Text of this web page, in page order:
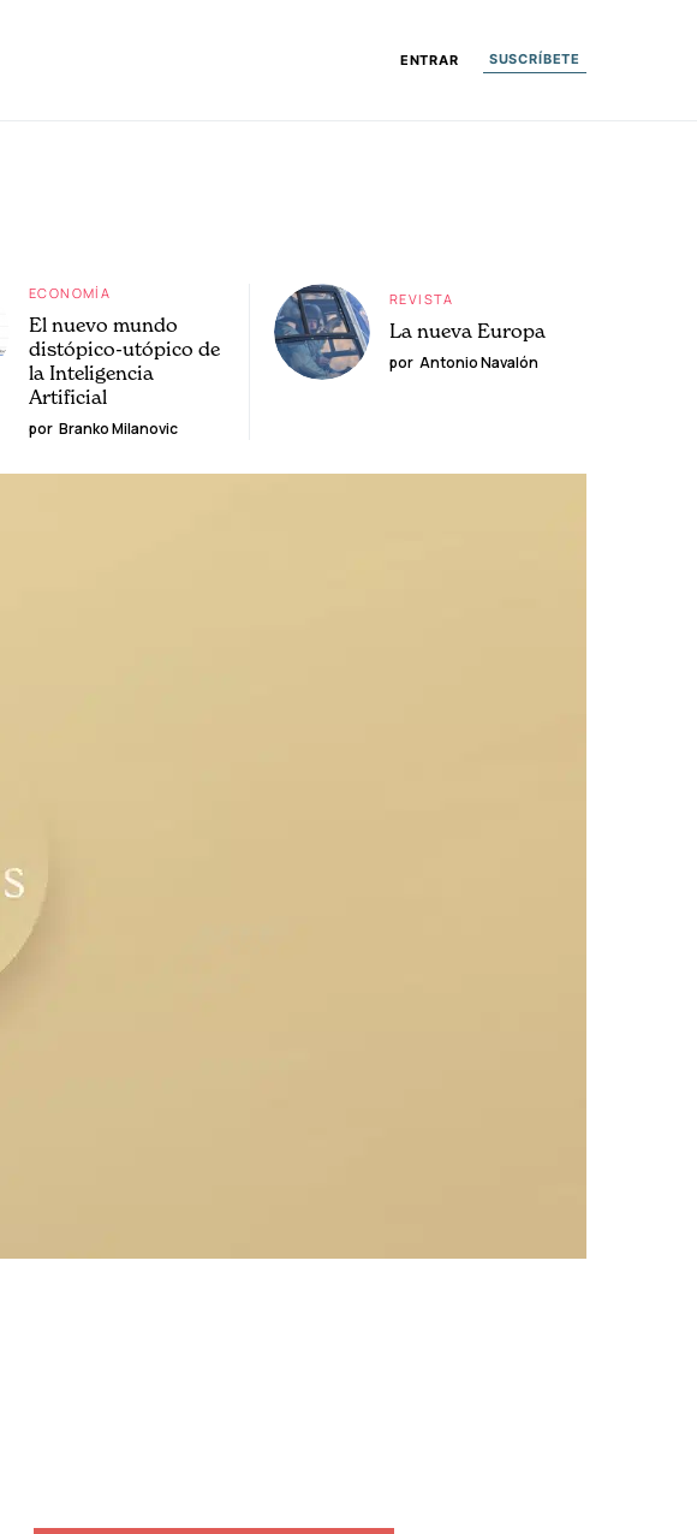
ENTRAR SUSCRÍBETE
ECONOMÍA
El nuevo mundo
distópico-utópico de
la Inteligencia
Artificial
por Branko Milanovic
REVISTA
La nueva Europa
por Antonio Navalón